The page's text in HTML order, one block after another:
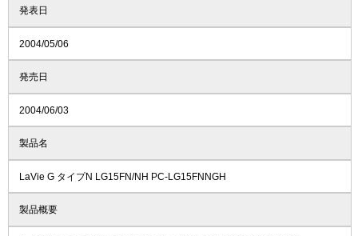
発表日
2004/05/06
発売日
2004/06/03
製品名
LaVie G タイプN LG15FN/NH PC-LG15FNNGH
製品概要